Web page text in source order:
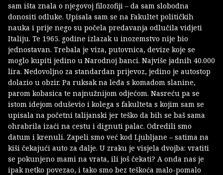
sam išta znala o njegovoj filozofiji – da sam slobodna
donositi odluke. Upisala sam se na Fakultet političkih
nauka i prije nego su počela predavanja odlučila vidjeti
Italiju. Te 1965. godine izlazak u inozemstvo nije bio
jednostavan. Trebala je viza, putovnica, devize koje se
moglo kupiti jedino u Narodnoj banci. Najviše jadnih 40.000
lira. Nedovoljno za standardan prijevoz, jedino je autostop
dolazio u obzir. Pa ruksak na leđa s komadom slanine,
parom kobasica te najnužnijom odjećom. Nasreću pa se
istom idejom oduševio i kolega s fakulteta s kojim sam se
upisala na početni talijanski jer teško da bih se baš sama
ohrabrila izaći na cestu i dignuti palac. Odredili smo
datum i krenuli. Zapeli smo već kod Ljubljane – satima na
kiši čekajući auto za dalje. U zraku je visjela dvojba: vratiti
se pokunjeno mami na vrata, ili još čekati? A onda nas je
ipak netko povezao, i tako smo bez teškoća malo-pomalo